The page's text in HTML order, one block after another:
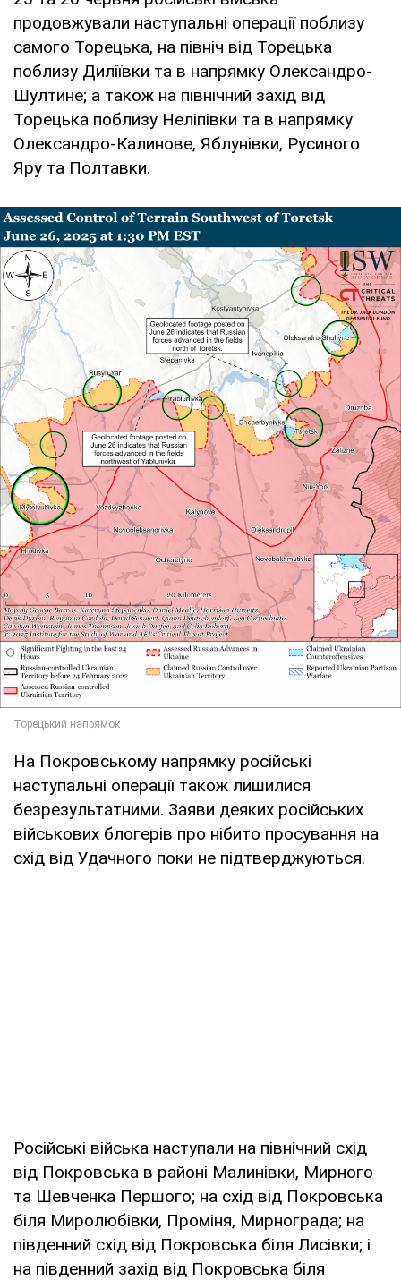
продовжували наступальні операції поблизу
самого Торецька, на північ від Торецька
поблизу Диліївки та в напрямку Олександро-
Шултине; а також на північний захід від
Торецька поблизу Неліпівки та в напрямку
Олександро-Калинове, Яблунівки, Русиного
Яру та Полтавки.
На Покровському напрямку російські
наступальні операції також лишилися
безрезультатними. Заяви деяких російських
військових блогерів про нібито просування на
схід від Удачного поки не підтверджуються.
Російські війська наступали на північний схід
від Покровська в районі Малинівки, Мирного
та Шевченка Першого; на схід від Покровська
біля Миролюбівки, Проміня, Мирнограда; на
південний схід від Покровська біля Лисівки; і
на південний захід від Покровська біля